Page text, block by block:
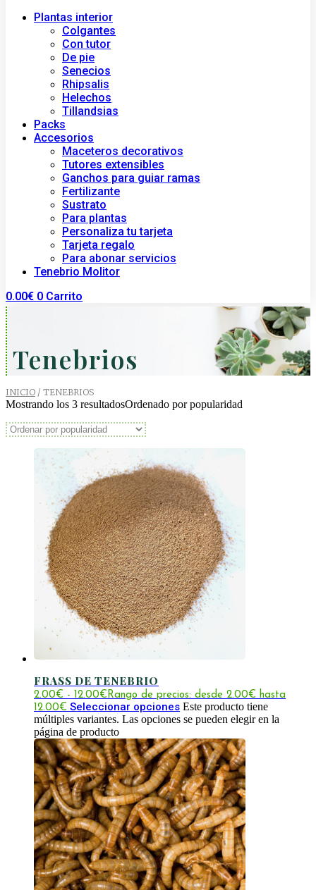
Plantas interior
Colgantes
Con tutor
De pie
Senecios
Rhipsalis
Helechos
Tillandsias
Packs
Accesorios
Maceteros decorativos
Tutores extensibles
Ganchos para guiar ramas
Fertilizante
Sustrato
Para plantas
Personaliza tu tarjeta
Tarjeta regalo
Para abonar servicios
Tenebrio Molitor
0.00€ 0 Carrito
Tenebrios
INICIO / TENEBRIOS
Mostrando los 3 resultadosOrdenado por popularidad
FRASS DE TENEBRIO
2.00€ - 12.00€Rango de precios: desde 2.00€ hasta
12.00€ Seleccionar opciones Este producto tiene
múltiples variantes. Las opciones se pueden elegir en la
página de producto